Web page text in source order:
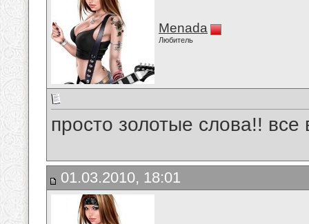
Menada
Любитель
просто золотые слова!! все
01.03.2010, 18:01